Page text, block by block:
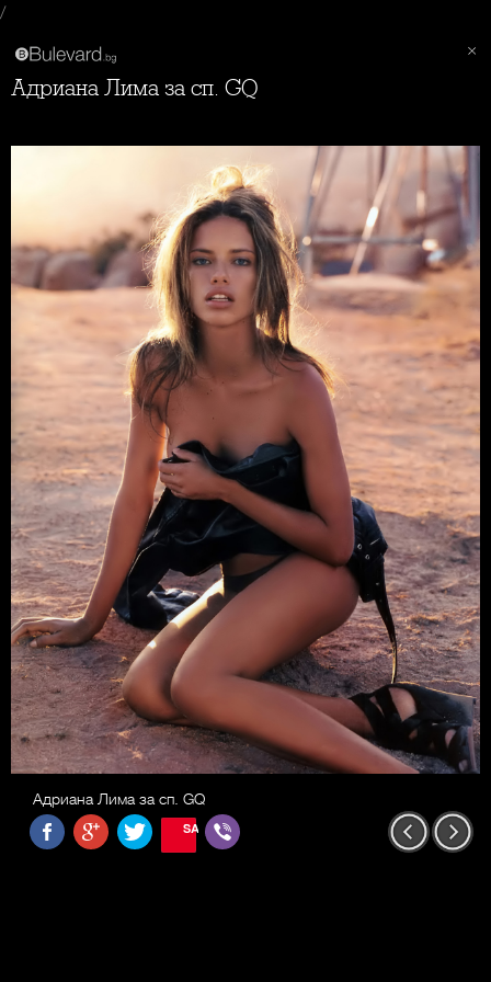
/
Адриана Лима за сп. GQ
Адриана Лима за сп. GQ
SAVE